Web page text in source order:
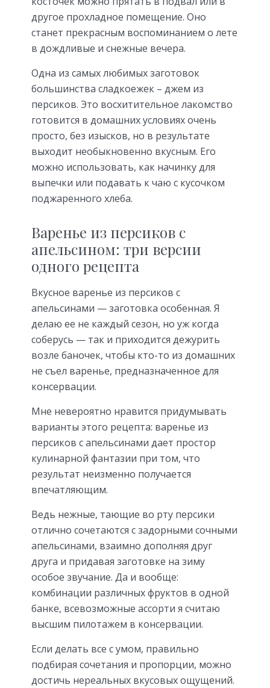
другое прохладное помещение. Оно
станет прекрасным воспоминанием о лете
в дождливые и снежные вечера.
Одна из самых любимых заготовок
большинства сладкоежек – джем из
персиков. Это восхитительное лакомство
готовится в домашних условиях очень
просто, без изысков, но в результате
выходит необыкновенно вкусным. Его
можно использовать, как начинку для
выпечки или подавать к чаю с кусочком
поджаренного хлеба.
Варенье из персиков с
апельсином: три версии
одного рецепта
Вкусное варенье из персиков с
апельсинами — заготовка особенная. Я
делаю ее не каждый сезон, но уж когда
соберусь — так и приходится дежурить
возле баночек, чтобы кто-то из домашних
не съел варенье, предназначенное для
консервации.
Мне невероятно нравится придумывать
варианты этого рецепта: варенье из
персиков с апельсинами дает простор
кулинарной фантазии при том, что
результат неизменно получается
впечатляющим.
Ведь нежные, тающие во рту персики
отлично сочетаются с задорными сочными
апельсинами, взаимно дополняя друг
друга и придавая заготовке на зиму
особое звучание. Да и вообще:
комбинации различных фруктов в одной
банке, всевозможные ассорти я считаю
высшим пилотажем в консервации.
Если делать все с умом, правильно
подбирая сочетания и пропорции, можно
достичь нереальных вкусовых ощущений.